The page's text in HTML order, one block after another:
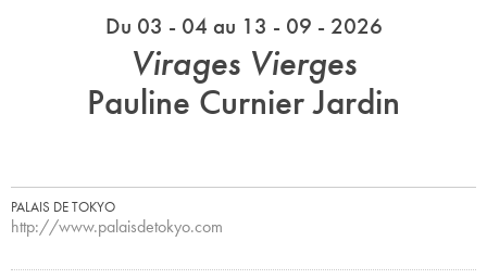
Du 03 - 04 au 13 - 09 - 2026
Virages Vierges
Pauline Curnier Jardin
PALAIS DE TOKYO
http://www.palaisdetokyo.com